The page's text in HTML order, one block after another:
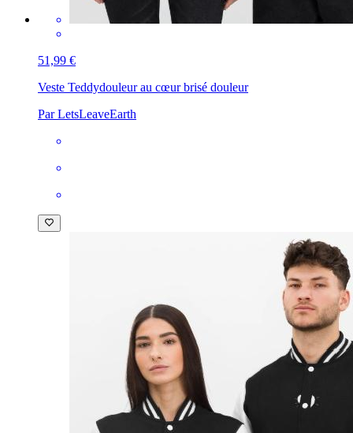
51,99 €
Veste Teddydouleur au cœur brisé douleur
Par LetsLeaveEarth